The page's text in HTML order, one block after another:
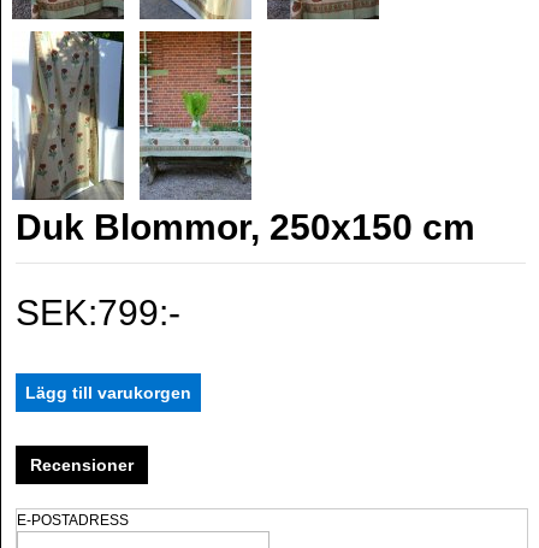
Duk Blommor, 250x150 cm
SEK:799:-
Recensioner
E-POSTADRESS